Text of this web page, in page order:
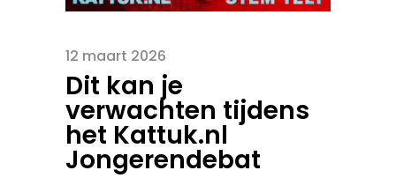
12 maart 2026
Dit kan je
verwachten tijdens
het Kattuk.nl
Jongerendebat